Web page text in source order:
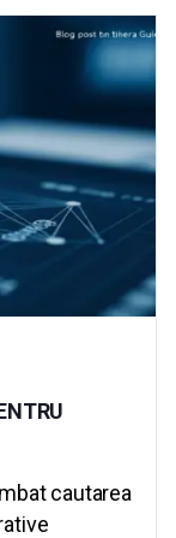
cautarea